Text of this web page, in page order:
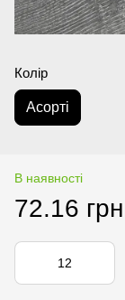
Колір
Аcорті
В наявності
72.16 грн